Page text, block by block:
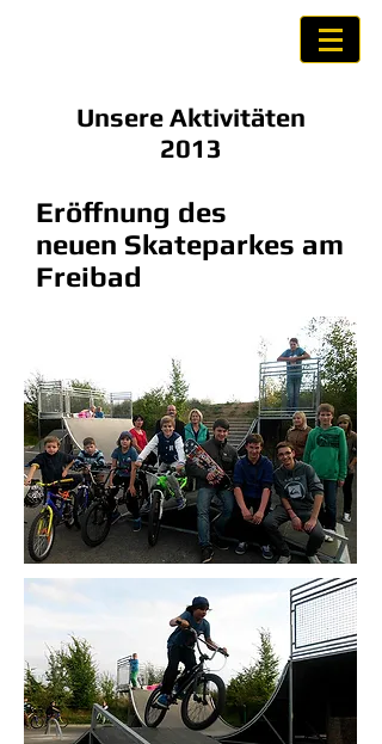
Unsere Aktivitäten
2013
Eröffnung des
neuen Skateparkes am
Freibad